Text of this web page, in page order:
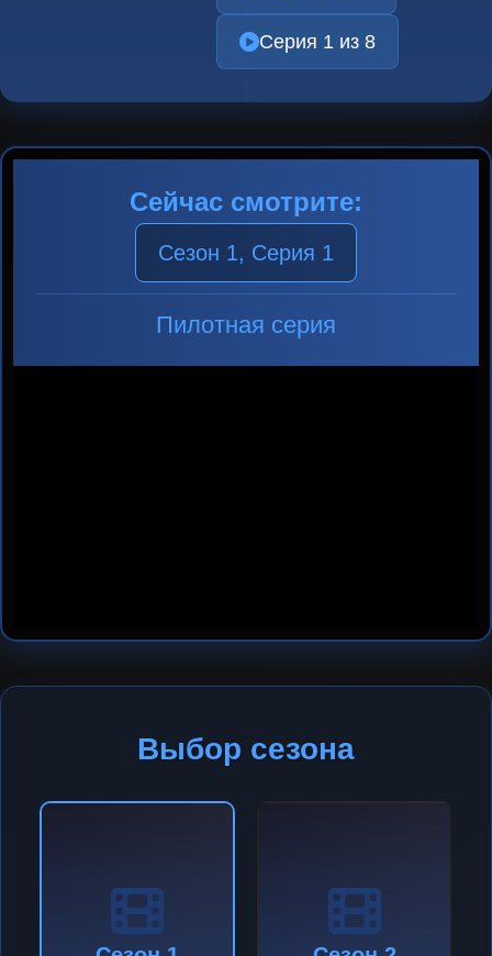
Серия 1 из 8
Сейчас смотрите:
Сезон 1, Серия 1
Пилотная серия
Выбор сезона